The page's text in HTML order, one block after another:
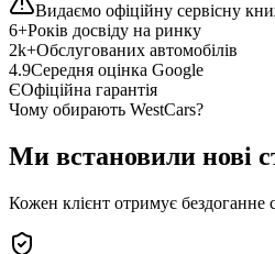
Видаємо офіційну сервісну
6+Років досвіду на ринку
2k+Обслугованих автомобілів
4.9Середня оцінка Google
ЄОфіційна гарантія
Чому обирають WestCars?
Ми встановили нові
Кожен клієнт отримує бездоганне